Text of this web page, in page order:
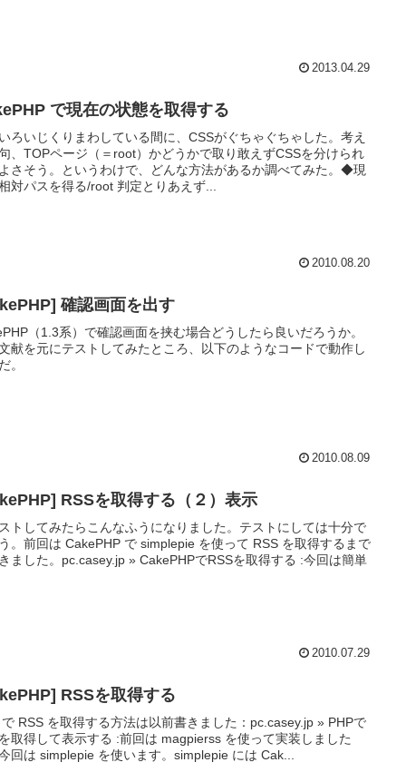
2013.04.29
で現在の状態を取得する
ろいじくりまわしている間に、CSSがぐちゃぐちゃした。考え
、TOPページ（＝root）かどうかで取り敢えずCSSを分けられ
さそう。というわけで、どんな方法があるか調べてみた。◆現
対パスを得る/root 判定とりあえず...
2010.08.20
確認画面を出す
（1.3系）で確認画面を挟む場合どうしたら良いだろうか。
献を元にテストしてみたところ、以下のようなコードで動作し
。
2010.08.09
RSSを取得する（２）表示
トしてみたらこんなふうになりました。テストにしては十分で
。前回は CakePHP で simplepie を使って RSS を取得するまで
ました。pc.casey.jp » CakePHPでRSSを取得する :今回は簡単
2010.07.29
RSSを取得する
RSS を取得する方法は以前書きました：pc.casey.jp » PHPで
取得して表示する :前回は magpierss を使って実装しました
回は simplepie を使います。simplepie には Cak...